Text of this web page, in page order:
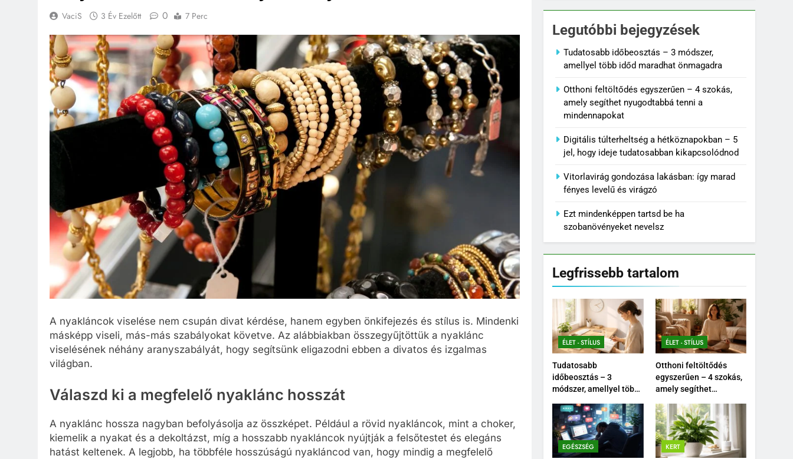
VaciS 3 Év Ezelőtt 0 7 Perc
A nyakláncok viselése nem csupán divat kérdése, hanem egyben önkifejezés és stílus is. Mindenki
másképp viseli, más-más szabályokat követve. Az alábbiakban összegyűjtöttük a nyaklánc
viselésének néhány aranyszabályát, hogy segítsünk eligazodni ebben a divatos és izgalmas
világban.
Válaszd ki a megfelelő nyaklánc hosszát
A nyaklánc hossza nagyban befolyásolja az összképet. Például a rövid nyakláncok, mint a choker,
kiemelik a nyakat és a dekoltázst, míg a hosszabb nyakláncok nyújtják a felsőtestet és elegáns
hatást keltenek. A legjobb, ha többféle hosszúságú nyakláncod van, hogy mindig a megfelelő
Legutóbbi bejegyzések
Tudatosabb időbeosztás – 3 módszer,
amellyel több időd maradhat önmagadra
Otthoni feltöltődés egyszerűen – 4 szokás,
amely segíthet nyugodtabbá tenni a
mindennapokat
Digitális túlterheltség a hétköznapokban – 5
jel, hogy ideje tudatosabban kikapcsolódnod
Vitorlavirág gondozása lakásban: így marad
fényes levelű és virágzó
Ezt mindenképpen tartsd be ha
szobanövényeket nevelsz
Legfrissebb tartalom
ÉLET - STÍLUS
Tudatosabb
időbeosztás – 3
módszer, amellyel több
önmagadra
ÉLET - STÍLUS
Otthoni feltöltődés
egyszerűen – 4 szokás,
amely segíthet
mindennapokat
EGÉSZSÉG KERT